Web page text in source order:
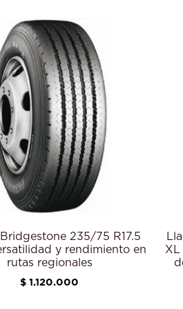
235/75 R17.5
y rendimiento en
rutas regionales
$ 1.120.000
XL